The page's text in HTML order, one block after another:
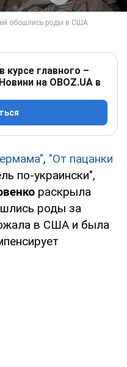
курсе главного –
на OBOZ.UA в
, "От пацанки
по-украински",
раскрыла
роды за
в США и была